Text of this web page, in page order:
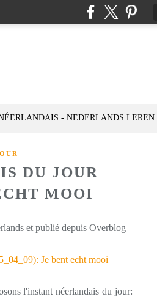
- NEDERLANDS LEREN
DU JOUR
MOOI
et publié depuis Overblog
l'instant néerlandais du jour: